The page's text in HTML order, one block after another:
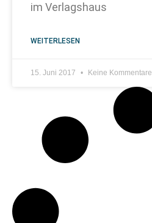
im Verlagshaus
WEITERLESEN
15. Juni 2017 Keine Kommentare